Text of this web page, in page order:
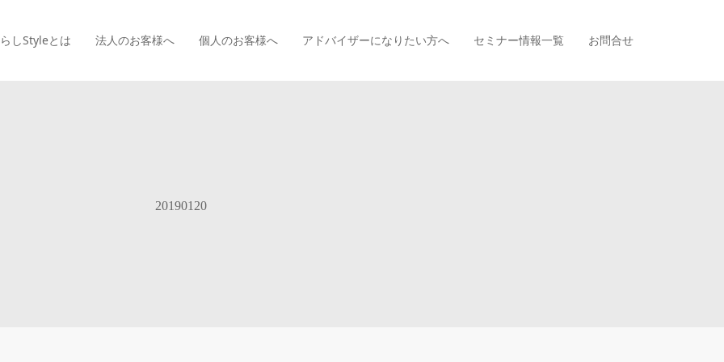
しStyleとは 法人のお客様へ 個人のお客様へ アドバイザーになりたい方へ セミナー情報一覧 お問合せ
20190120